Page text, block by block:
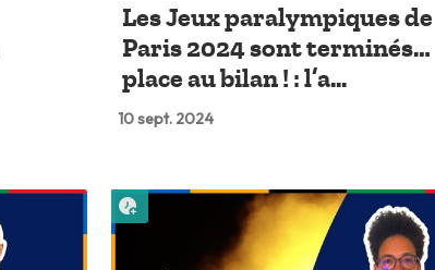
Les Jeux paralympiques de
Paris 2024 sont terminés…
place au bilan ! : l’a...
10 sept. 2024
Lire plus tard